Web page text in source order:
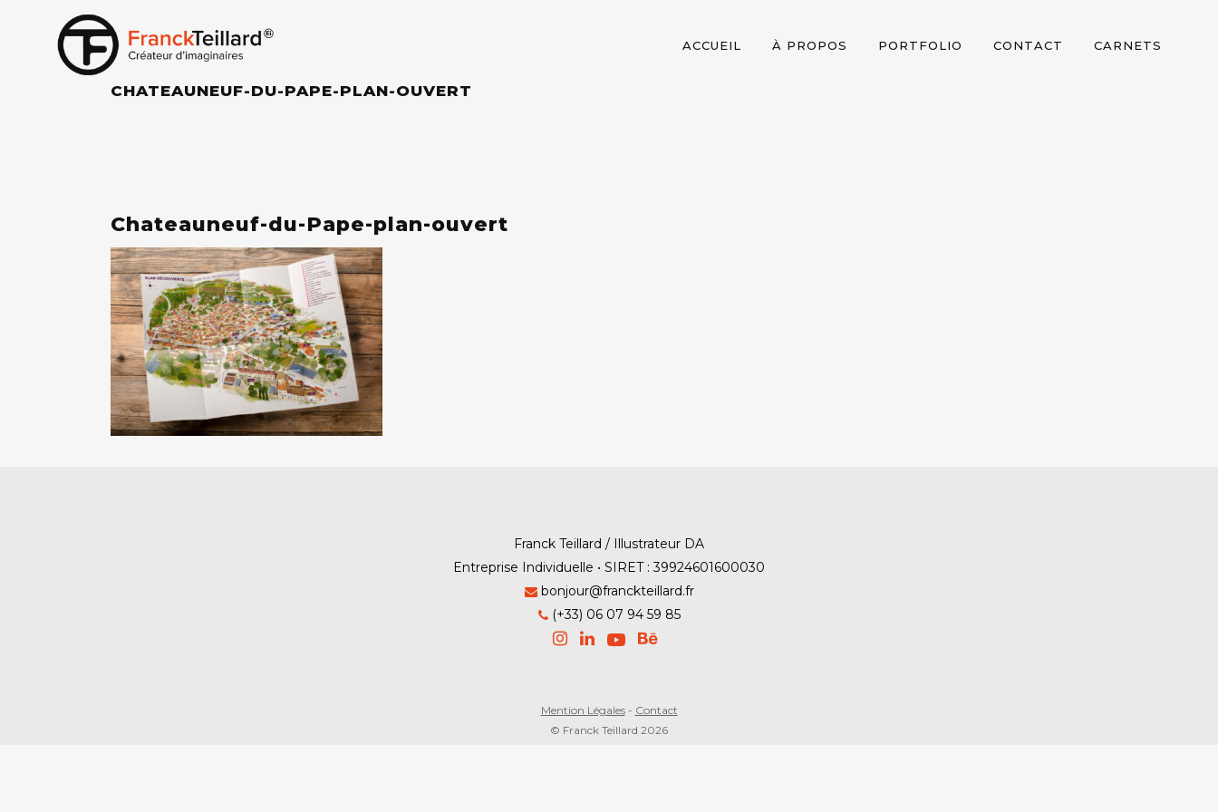
ACCUEIL À PROPOS PORTFOLIO CONTACT CARNETS
CHATEAUNEUF-DU-PAPE-PLAN-OUVERT
Chateauneuf-du-Pape-plan-ouvert
Franck Teillard / Illustrateur DA
Entreprise Individuelle • SIRET : 39924601600030
bonjour@franckteillard.fr
(+33) 06 07 94 59 85
Mention Légales- Contact
© Franck Teillard 2026